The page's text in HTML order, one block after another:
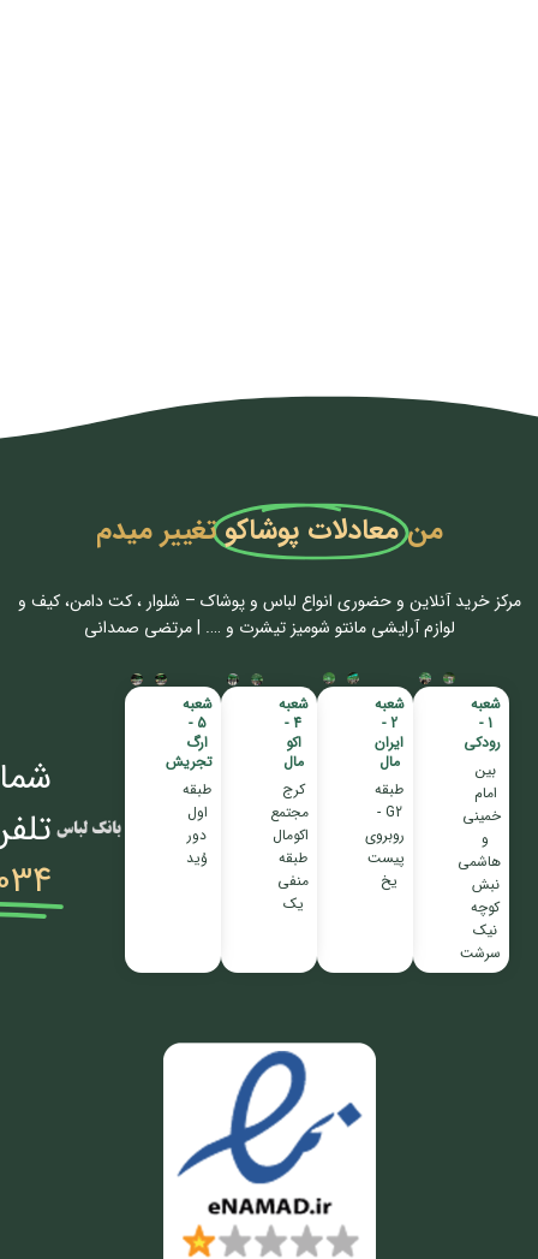
منمعادلات پوشاکوتغییر میدم
مرکز خرید آنلاین و حضوری انواع لباس‌ و پوشاک – شلوار ، کت دامن، کیف و
لوازم آرایشی مانتو شومیز تیشرت و …. | مرتضی صمدانی
شعبه
1 -
رودکی
بین
امام
خمینی
و
هاشمی
نبش
کوچه
نیک
سرشت
شعبه
2 -
ایران
مال
طبقه
G2 -
روبروی
پیست
یخ
شعبه
4 -
اکو
مال
کرج
مجتمع
اکومال
طبقه
منفی
یک
شعبه
5 -
ارگ
تجریش
طبقه
اول
دور
وُید